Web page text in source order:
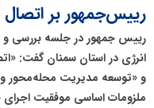
رییس‌جمهور بر
رییس جمهور در جلسه بررسی و
انرژی در استان سمنان گفت:
و «توسعه مدیریت محله‌محور و
ملزومات اساسی موفقیت